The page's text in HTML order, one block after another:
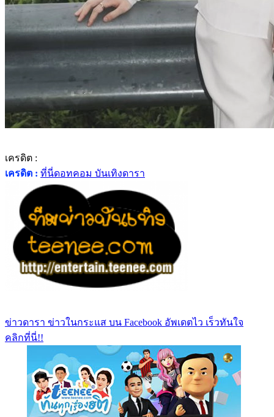
เครดิต :
เครดิต : ที่นี่ดอทคอม บันเทิงดารา
ข่าวดารา ข่าวในกระแส บน Facebook อัพเดตไว เร็วทันใจ
คลิกที่นี่!!